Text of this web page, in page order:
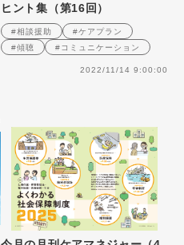
ヒント集（第16回）
#相談援助
#ケアプラン
#傾聴
#コミュニケーション
2022/11/14 9:00:00